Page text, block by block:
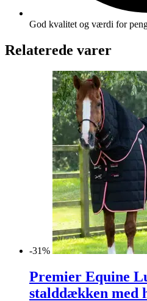
God kvalitet og værdi for
Relaterede varer
-31%
Premier Equine
stalddækken med